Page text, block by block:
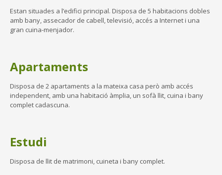
Estan situades a l’edifici principal. Disposa de 5 habitacions dobles
amb bany, assecador de cabell, televisió, accés a Internet i una
gran cuina-menjador.
Apartaments
Disposa de 2 apartaments a la mateixa casa però amb accés
independent, amb una habitació àmplia, un sofà llit, cuina i bany
complet cadascuna.
Estudi
Disposa de llit de matrimoni, cuineta i bany complet.